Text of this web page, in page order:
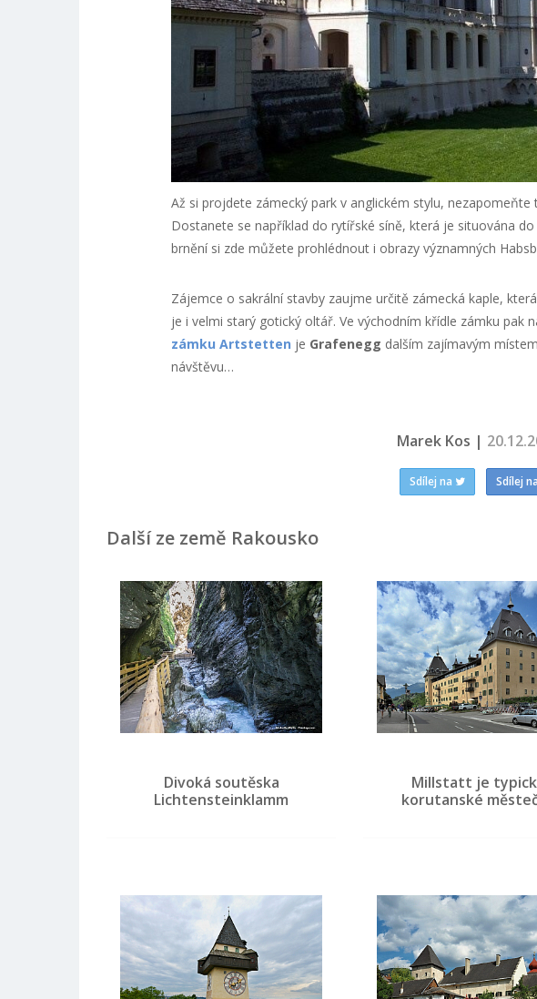
Až si projdete zámecký park v anglickém stylu,
Dostanete se například do rytířské síně, která je situována
brnění si zde můžete prohlédnout i obrazy významných
Zájemce o sakrální stavby zaujme určitě zámecká kaple,
je i velmi starý gotický oltář. Ve východním křídle zámku pak
zámku Artstetten je Grafenegg dalším zajímavým
návštěvu…
Marek Kos |
Sdílej na Sdílej na
Další ze země Rakousko
Divoká soutěska
Lichtensteinklamm
Millstatt je
korutanské